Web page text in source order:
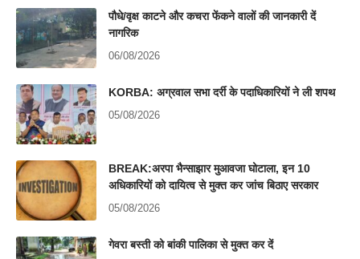
पौधे/वृक्ष काटने और कचरा फेंकने वालों की जानकारी दें
नागरिक
06/08/2026
KORBA: अग्रवाल सभा दर्री के पदाधिकारियों ने ली शपथ
05/08/2026
BREAK:अरपा भैन्साझार मुआवजा घोटाला, इन 10
अधिकारियों को दायित्व से मुक्त कर जांच बिठाए सरकार
05/08/2026
गेवरा बस्ती को बांकी पालिका से मुक्त कर दें